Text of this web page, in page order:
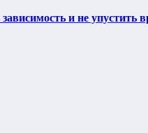
и не упустить